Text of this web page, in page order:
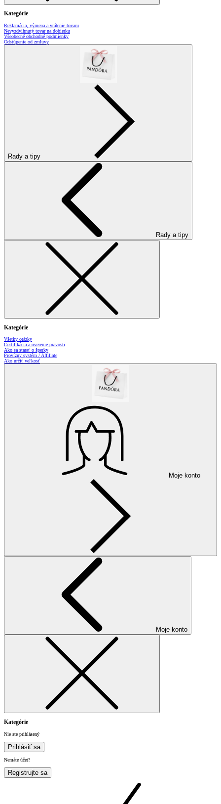
Kategórie
Reklamácia, výmena a vrátenie tovaru
Nevyzdvihnutý tovar na dobierku
Všeobecné obchodné podmienky
Odstúpenie od zmluvy
Rady a tipy
Rady a tipy
Kategórie
Všetky otázky
Certifikácia a overenie pravosti
Ako sa starať o šperky
Provízny systém / Affiliate
Ako určiť veľkosť
Moje konto
Moje konto
Kategórie
Nie ste prihlásený
Prihlásiť sa
Nemáte účet?
Registrujte sa